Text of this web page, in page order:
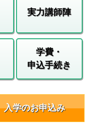
実力講師陣
学費・
申込手続き
入学のお申込み